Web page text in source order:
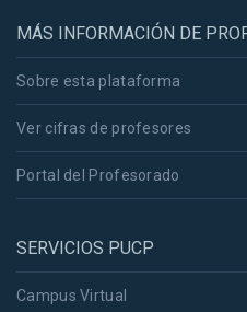
MÁS INFORMACIÓN DE
Sobre esta plataforma
Ver cifras de profesores
Portal del Profesorado
SERVICIOS PUCP
Campus Virtual